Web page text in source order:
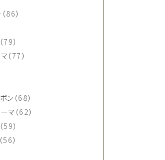
（86）
（79）
（77）
ン （68）
マ （62）
（59）
（56）